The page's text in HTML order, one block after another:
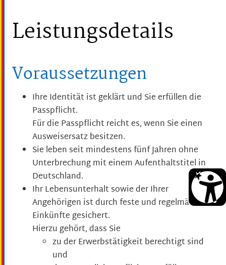
Leistungsdetails
Voraussetzungen
Ihre Identität ist geklärt und Sie erfüllen die
Passpflicht.
Für die Passpflicht reicht es, wenn Sie einen
Ausweisersatzbesitzen.
Sie leben seit mindestens fünf Jahren ohne
Unterbrechung mit einem Aufenthaltstitel in
Deutschland.
Ihr Lebensunterhalt sowie der Ihrer
Angehörigen ist durch feste und regelmäßige
Einkünfte gesichert.
Hierzu gehört, dass Sie
zu der Erwerbstätigkeit berechtigt sind
und